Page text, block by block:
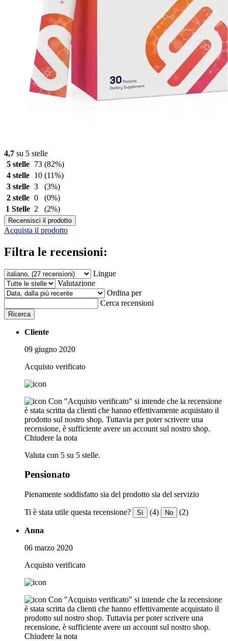
4,7 su 5 stelle
5 stelle
73 (82%)
4 stelle
10 (11%)
3 stelle 3
(3%)
2 stelle 0
(0%)
1 Stelle 2 (2%)
Recensisci il prodotto
Acquista il prodotto
Filtra le recensioni:
Lingue
Valutazione
Ordina per
Cerca recensioni
Ricerca
Cliente
09 giugno 2020
Acquisto verificato
Con "Acquisto verificato" si intende che la recensione
è stata scritta da clienti che hanno effettivamente acquistato il
prodotto sul nostro shop. Tuttavia per poter scrivere una
recensione, è sufficiente avere un account sul nostro shop.
Chiudere la nota
Valuta con 5 su 5 stelle.
Pensionato
Pienamente soddisfatto sia del prodotto sia del servizio
Ti è stata utile questa recensione? Sì (4) No (2)
Anna
06 marzo 2020
Acquisto verificato
Con "Acquisto verificato" si intende che la recensione
è stata scritta da clienti che hanno effettivamente acquistato il
prodotto sul nostro shop. Tuttavia per poter scrivere una
recensione, è sufficiente avere un account sul nostro shop.
Chiudere la nota